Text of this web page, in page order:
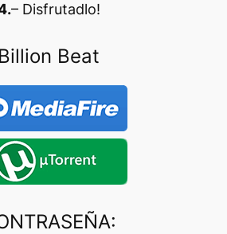
– Disfrutadlo!
Billion Beat